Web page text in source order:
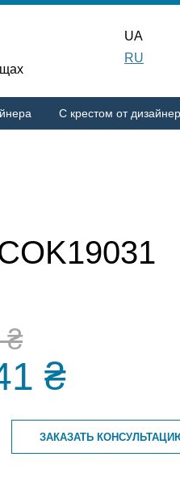
UA
RU
С крестом от
₴
₴
ЗАКАЗАТЬ